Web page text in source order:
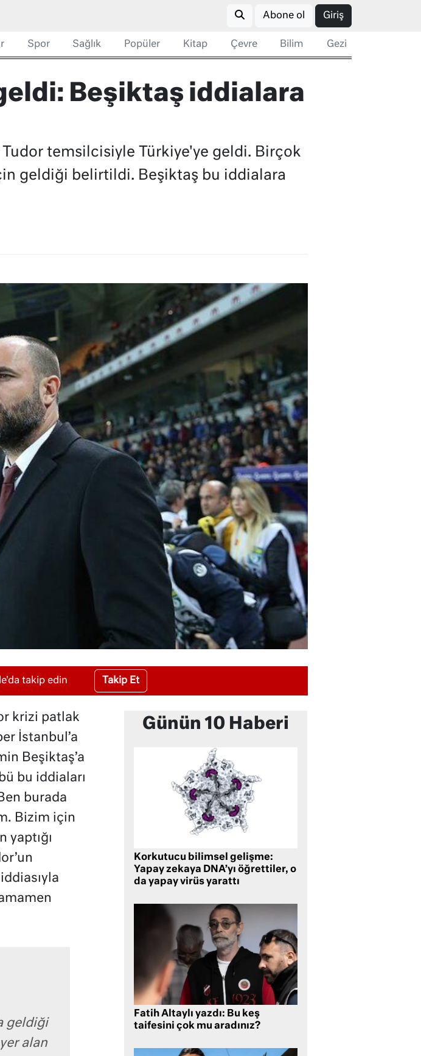
Abone ol Giriş
Spor Sağlık Popüler Kitap Çevre Bilim Gezi
Beşiktaş iddialara
temsilcisiyle Türkiye'ye geldi. Birçok
geldiği belirtildi. Beşiktaş bu iddialara
takip edin Takip Et
krizi patlak
İstanbul’a
Beşiktaş’a
bu iddiaları
burada
Bizim için
yaptığı
geldiği
alan
Günün 10 Haberi
Korkutucu bilimsel gelişme:
Yapay zekaya DNA’yı öğrettiler, o
da yapay virüs yarattı
Fatih Altaylı yazdı: Bu keş
taifesini çok mu aradınız?